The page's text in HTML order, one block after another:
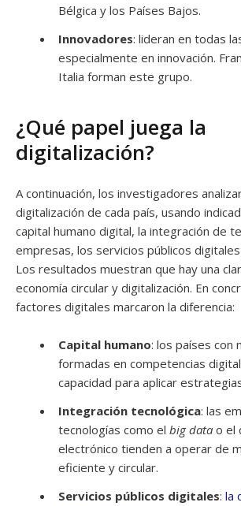
Bélgica y los Países Bajos.
Innovadores: lideran en todas
especialmente en innovación.
Italia forman este grupo.
¿Qué papel juega la
digitalización?
A continuación, los investigadores
digitalización de cada país, usando
capital humano digital, la integración de
empresas, los servicios públicos
Los resultados muestran que hay una
economía circular y digitalización. En
factores digitales marcaron la diferencia:
Capital humano: los países con
formadas en competencias
capacidad para aplicar
Integración tecnológica: las
tecnologías como el big data o el
electrónico tienden a operar de
eficiente y circular.
Servicios públicos digitales: la